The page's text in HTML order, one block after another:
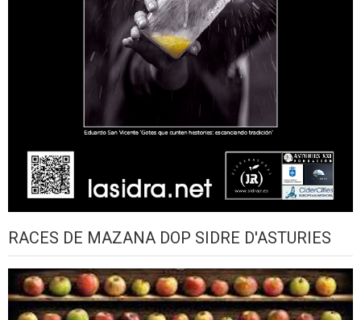
RACES DE MAZANA DOP SIDRE D'ASTURIES